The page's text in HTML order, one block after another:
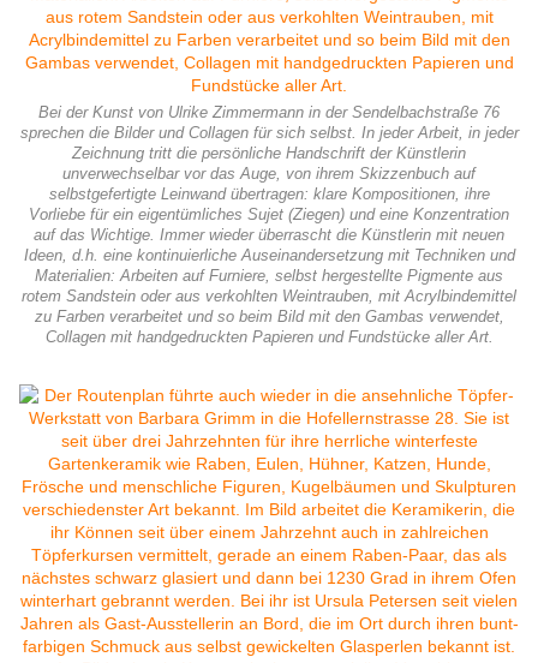
Bei der Kunst von Ulrike Zimmermann in der Sendelbachstraße 76
sprechen die Bilder und Collagen für sich selbst. In jeder Arbeit, in jeder
Zeichnung tritt die persönliche Handschrift der Künstlerin
unverwechselbar vor das Auge, von ihrem Skizzenbuch auf
selbstgefertigte Leinwand übertragen: klare Kompositionen, ihre
Vorliebe für ein eigentümliches Sujet (Ziegen) und eine Konzentration
auf das Wichtige. Immer wieder überrascht die Künstlerin mit neuen
Ideen, d.h. eine kontinuierliche Auseinandersetzung mit Techniken und
Materialien: Arbeiten auf Furniere, selbst hergestellte Pigmente aus
rotem Sandstein oder aus verkohlten Weintrauben, mit Acrylbindemittel
zu Farben verarbeitet und so beim Bild mit den Gambas verwendet,
Collagen mit handgedruckten Papieren und Fundstücke aller Art.